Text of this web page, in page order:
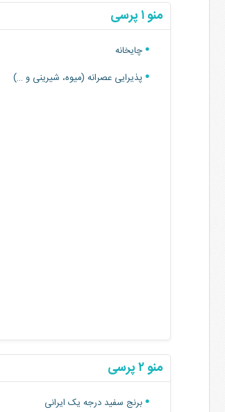
منو ۱ پرسی
چایخانه
پذیرایی عصرانه (میوه، شیرینی و …)
منو ۲ پرسی
برنج سفید درجه یک ایرانی